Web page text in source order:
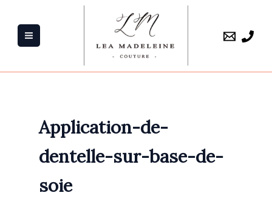
contenu
Application-de-
dentelle-sur-base-de-
soie